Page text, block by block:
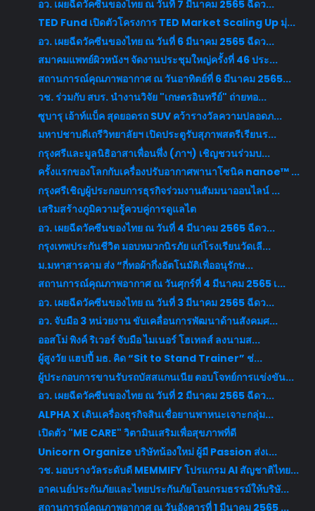
อว. เผยฉีดวัคซีนของไทย ณ วันที่ 7 มีนาคม 2565 ฉีดว...
TED Fund เปิดตัวโครงการ TED Market Scaling Up มุ่...
อว. เผยฉีดวัคซีนของไทย ณ วันที่ 6 มีนาคม 2565 ฉีดว...
สมาคมแพทย์ผิวหนังฯ จัดงานประชุมใหญ่ครั้งที่ 46 ประ...
สถานการณ์คุณภาพอากาศ ณ วันอาทิตย์ที่ 6 มีนาคม 2565...
วช. ร่วมกับ สบร. นำงานวิจัย "เกษตรอินทรีย์" ถ่ายทอ...
ซูบารุ เอ้าท์แบ็ค สุดยอดรถ SUV คว้ารางวัลความปลอดภ...
มหาปชาบดีเถรีวิทยาลัยฯ เปิดประตูรับสุภาพสตรีเรียนร...
กรุงศรีและมูลนิธิอาสาเพื่อนพึ่ง (ภาฯ) เชิญชวนร่วมบ...
ครั้งแรกของโลกกับเครื่องปรับอากาศพานาโซนิค nanoe™ ...
กรุงศรีเชิญผู้ประกอบการธุรกิจร่วมงานสัมมนาออนไลน์ ...
เสริมสร้างภูมิความรู้ควบคู่การดูแลไต
อว. เผยฉีดวัคซีนของไทย ณ วันที่ 4 มีนาคม 2565 ฉีดว...
กรุงเทพประกันชีวิต มอบหมวกนิรภัย แก่โรงเรียนวัดเลี...
ม.มหาสารคาม ส่ง “กี่ทอผ้ากึ่งอัตโนมัติเพื่ออนุรักษ...
สถานการณ์คุณภาพอากาศ ณ วันศุกร์ที่ 4 มีนาคม 2565 เ...
อว. เผยฉีดวัคซีนของไทย ณ วันที่ 3 มีนาคม 2565 ฉีดว...
อว. จับมือ 3 หน่วยงาน ขับเคลื่อนการพัฒนาด้านสังคมศ...
ออสโม่ พิงค์ ริเวอร์ จับมือ ไมเนอร์ โฮเทลส์ ลงนามส...
ผู้สูงวัย แฮปปี้ มธ. คิด “Sit to Stand Trainer” ช่...
ผู้ประกอบการขานรับรถบัสสแกนเนีย ตอบโจทย์การแข่งขัน...
อว. เผยฉีดวัคซีนของไทย ณ วันที่ 2 มีนาคม 2565 ฉีดว...
ALPHA X เดินเครื่องธุรกิจสินเชื่อยานพาหนะเจาะกลุ่ม...
เปิดตัว "ME CARE" วิตามินเสริมเพื่อสุขภาพที่ดี
Unicorn Organize บริษัทน้องใหม่ ผู้มี Passion ส่งเ...
วช. มอบรางวัลระดับดี MEMMIFY โปรแกรม AI สัญชาติไทย...
อาคเนย์ประกันภัยและไทยประกันภัยโอนกรมธรรม์ให้บริษั...
สถานการณ์คุณภาพอากาศ ณ วันอังคารที่ 1 มีนาคม 2565 ...